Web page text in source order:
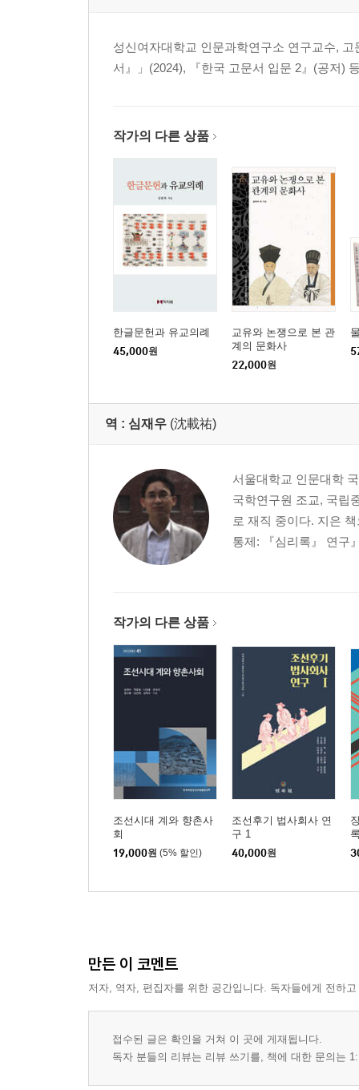
성신여자대학교 인문과학연구소 연구교수,
서』」(2024), 『한국 고문서 입문 2』(공저)
작가의 다른 상품
한글문헌과 유교의례
45,000원
교유와 논쟁으로 본 관
계의 문화사
22,000원
역 : 심재우 (沈載祐)
서울대학교 인문대학
국학연구원 조교, 국립
로 재직 중이다. 지은
통제: 『심리록』 연구
작가의 다른 상품
조선시대 계와 향촌사
회
19,000원 (5% 할인)
조선후기 법사회사 연
구 1
40,000원
만든 이 코멘트
저자, 역자, 편집자를 위한 공간입니다. 독자들에게 전하
접수된 글은 확인을 거쳐 이 곳에 게재됩니다.
독자 분들의 리뷰는 리뷰 쓰기를, 책에 대한 문의는